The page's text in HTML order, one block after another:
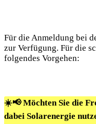
Für die Anmeldung ​bei
zur ⁣Verfügung.‌ Für⁣ die
folgendes Vorgehen:
☀️📢 Möchten Sie die
dabei Solarenergie